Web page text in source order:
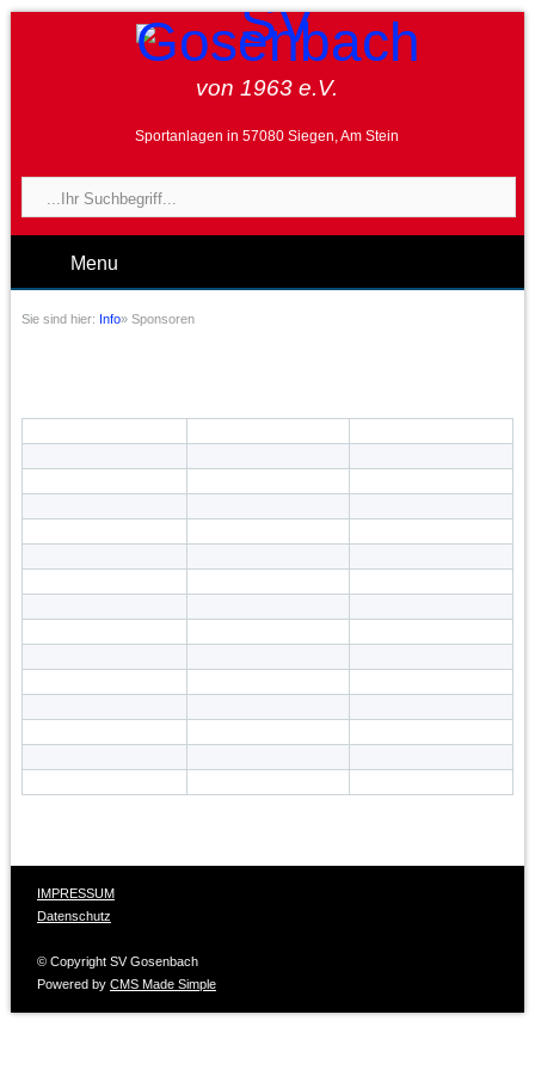
von 1963 e.V.
Sportanlagen in 57080 Siegen, Am Stein
Menu
Sie sind hier: Info» Sponsoren
IMPRESSUM
Datenschutz
© Copyright SV Gosenbach
Powered by CMS Made Simple